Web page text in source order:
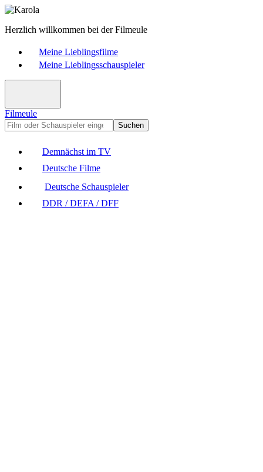
Herzlich willkommen bei der Filmeule
Meine Lieblingsfilme
Meine Lieblingsschauspieler
Filmeule
Suchen
Demnächst im TV
Deutsche Filme
Deutsche Schauspieler
DDR / DEFA / DFF